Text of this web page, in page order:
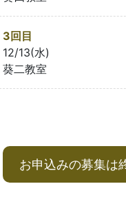
3回目
12/13(水)
葵二教室
お申込みの募集は